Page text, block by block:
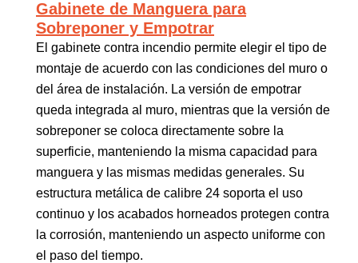
Gabinete de Manguera para
Sobreponer y Empotrar
El gabinete contra incendio permite elegir el tipo de
montaje de acuerdo con las condiciones del muro o
del área de instalación. La versión de empotrar
queda integrada al muro, mientras que la versión de
sobreponer se coloca directamente sobre la
superficie, manteniendo la misma capacidad para
manguera y las mismas medidas generales. Su
estructura metálica de calibre 24 soporta el uso
continuo y los acabados horneados protegen contra
la corrosión, manteniendo un aspecto uniforme con
el paso del tiempo.